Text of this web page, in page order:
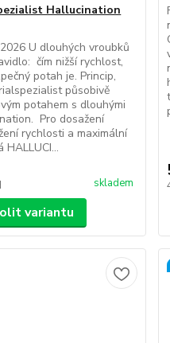
Hallucination
U dlouhých vroubků
čím nižší rychlost,
potah je. Princip,
působivě
potahem s dlouhými
Pro dosažení
rychlosti a maximální
skladem
variantu